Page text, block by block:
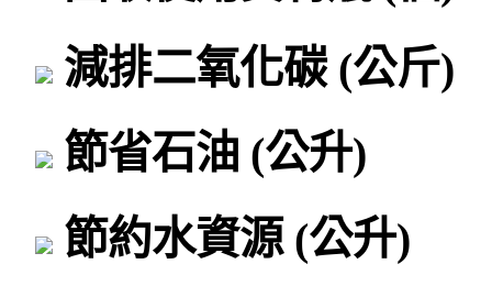
減排二氧化碳 (公斤)
節省石油 (公升)
節約水資源 (公升)